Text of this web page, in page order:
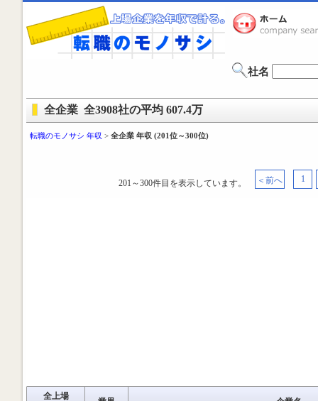
社名
全企業 全3908社の平均 607.4万
転職のモノサシ 年収 > 全企業 年収 (201位～300位)
201～300件目を表示しています。 ＜前へ 1
全上場